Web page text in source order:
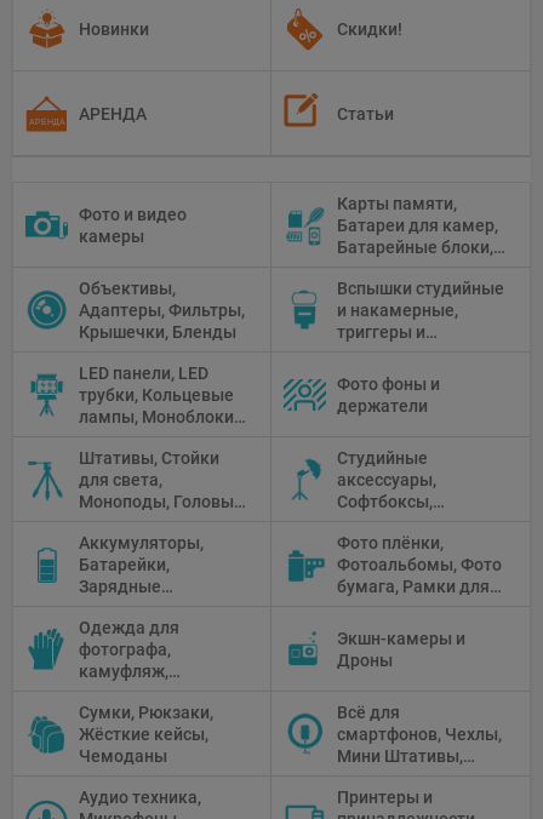
Новинки Скидки!
АРЕНДА Статьи
Фото и видео
камеры
Карты памяти,
Батареи для камер,
Батарейные блоки,
Объективы,
Адаптеры, Фильтры,
Крышечки, Бленды
Вспышки студийные
и накамерные,
триггеры и
LED панели, LED
трубки, Кольцевые
лампы, Моноблоки,
Флуоресцентное и
галогенное
освещение
Фото фоны и
держатели
Штативы, Стойки
для света,
Моноподы, Головы
Студийные
аксессуары,
Софтбоксы,
Рефлекторы,
Отражатели,
Предметные
Аккумуляторы,
Батарейки,
Зарядные
питания, Солнечные
панели
Фото плёнки,
Фотоальбомы, Фото
бумага, Рамки для
камеры
Одежда для
фотографа,
камуфляж,
Экшн-камеры и
Дроны
Сумки, Рюкзаки,
Жёсткие кейсы,
Чемоданы
Всё для
смартфонов, Чехлы,
Мини Штативы,
Аудио техника,
Принтеры и